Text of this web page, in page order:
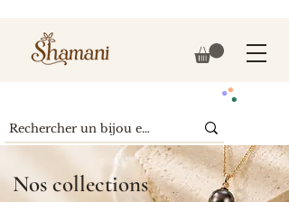
Nos collections